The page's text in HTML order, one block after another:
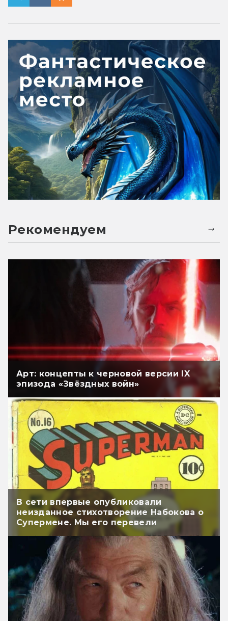
Рекомендуем
Арт: концепты к черновой версии IX
эпизода «Звёздных войн»
В сети впервые опубликовали
неизданное стихотворение Набокова о
Супермене. Мы его перевели